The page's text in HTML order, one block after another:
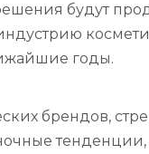
будут
годы.
брендов,